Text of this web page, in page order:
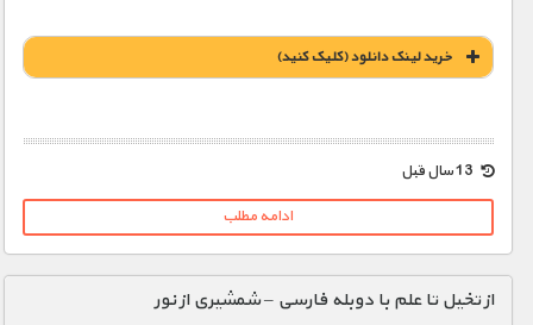
خريد لينک دانلود (کليک کنيد)
1900 تومان – خريد لينک دانلود (افزودن به سبد خريد)
ادامه مطلب
از تخیل تا علم با دوبله فارسی – شمشیری از نور